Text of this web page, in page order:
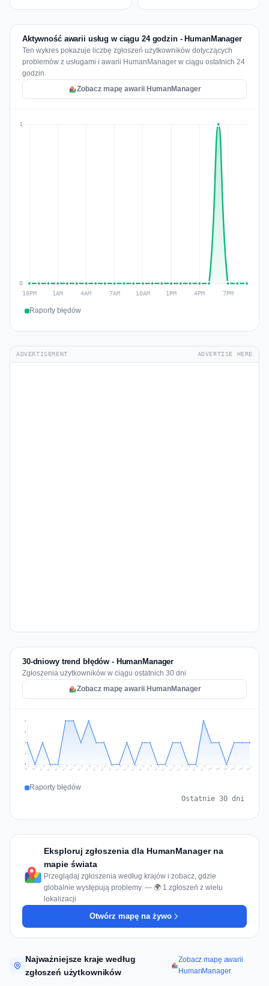
Aktywność awarii usług w ciągu 24 godzin - HumanManager
Ten wykres pokazuje liczbę zgłoszeń użytkowników dotyczących
problemów z usługami i awarii HumanManager w ciągu ostatnich 24
godzin.
Zobacz mapę awarii HumanManager
Raporty błędów
ADVERTISEMENT ADVERTISE HERE
30-dniowy trend błędów - HumanManager
Zgłoszenia użytkowników w ciągu ostatnich 30 dni
Zobacz mapę awarii HumanManager
1
1
2
2
Jul 8 Jul 9 Jul 10 Jul 11 Jul 12 Jul 13 Jul 14 Jul 15 Jul 16 Jul 17 Jul 18 Jul 19 Jul 20 Jul 21 Jul 22 Jul 23 Jul 24 Jul 25 Jul 26 Jul 27 Jul 28 Jul 29 Jul 30 Jul 31 Aug 1 Aug 2 Aug 3 Aug 4 Aug 5 Aug 6
Raporty błędów
Ostatnie 30 dni
Eksploruj zgłoszenia dla HumanManager na
mapie świata
Przeglądaj zgłoszenia według krajów i zobacz, gdzie
globalnie występują problemy. — 🌍 1 zgłoszeń z wielu
lokalizacji
Otwórz mapę na żywo
Najważniejsze kraje według
zgłoszeń użytkowników
Zobacz mapę awarii
HumanManager